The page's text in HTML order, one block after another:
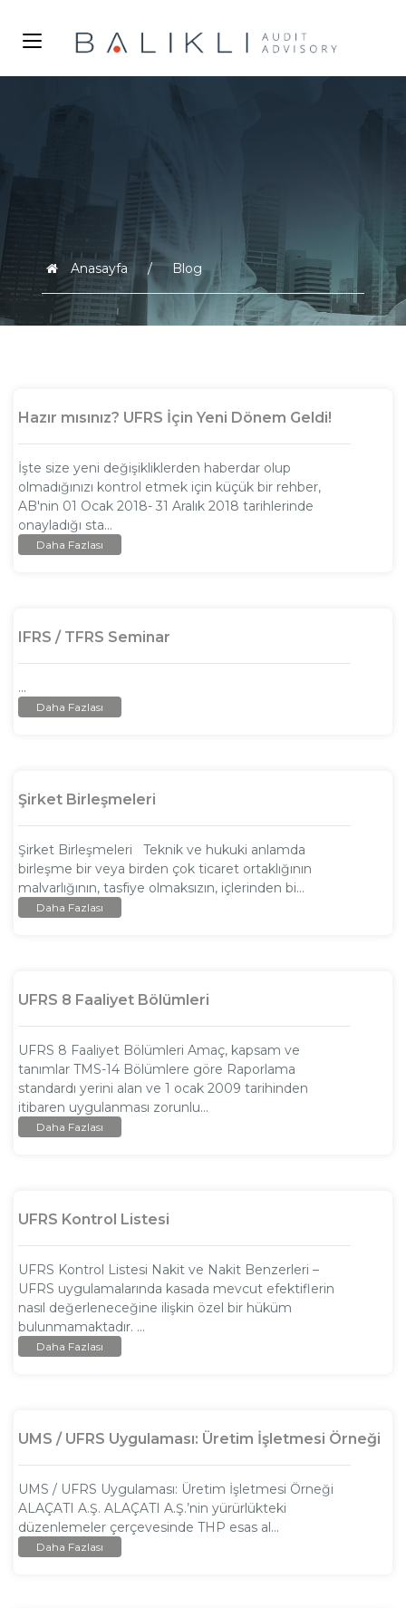
Anasayfa Blog
Hazır mısınız? UFRS İçin Yeni Dönem Geldi!
İşte size yeni değişikliklerden haberdar olup
olmadığınızı kontrol etmek için küçük bir rehber,
AB'nin 01 Ocak 2018- 31 Aralık 2018 tarihlerinde
onayladığı sta...
Daha Fazlası
IFRS / TFRS Seminar
...
Daha Fazlası
Şirket Birleşmeleri
Şirket Birleşmeleri Teknik ve hukuki anlamda
birleşme bir veya birden çok ticaret ortaklığının
malvarlığının, tasfiye olmaksızın, içlerinden bi...
Daha Fazlası
UFRS 8 Faaliyet Bölümleri
UFRS 8 Faaliyet Bölümleri Amaç, kapsam ve
tanımlar TMS-14 Bölümlere göre Raporlama
standardı yerini alan ve 1 ocak 2009 tarihinden
itibaren uygulanması zorunlu...
Daha Fazlası
UFRS Kontrol Listesi
UFRS Kontrol Listesi Nakit ve Nakit Benzerleri –
UFRS uygulamalarında kasada mevcut efektiflerin
nasıl değerleneceğine ilişkin özel bir hüküm
bulunmamaktadır. ...
Daha Fazlası
UMS / UFRS Uygulaması: Üretim İşletmesi Örneği
UMS / UFRS Uygulaması: Üretim İşletmesi Örneği
ALAÇATI A.Ş. ALAÇATI A.Ş.’nin yürürlükteki
düzenlemeler çerçevesinde THP esas al...
Daha Fazlası